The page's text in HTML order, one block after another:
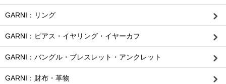
GARNI：リング
GARNI：ピアス・イヤリング・イヤーカフ
GARNI：バングル・ブレスレット・アンクレット
GARNI：財布・革物